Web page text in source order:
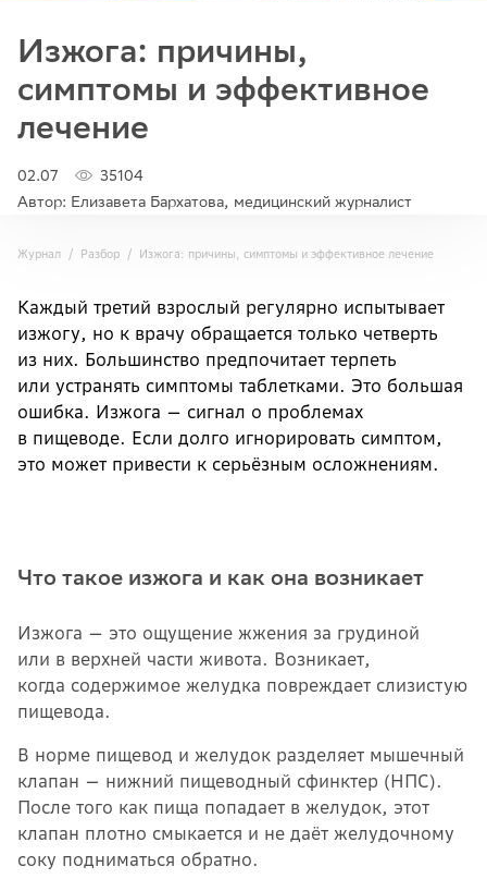
Изжога: причины,
симптомы и эффективное
лечение
02.07
35104
Автор: Елизавета Бархатова, медицинский журналист
Журнал Разбор Изжога: причины, симптомы и эффективное лечение
Каждый третий взрослый регулярно испытывает
изжогу, но к врачу обращается только четверть
из них. Большинство предпочитает терпеть
или устранять симптомы таблетками. Это большая
ошибка. Изжога — сигнал о проблемах
в пищеводе. Если долго игнорировать симптом,
это может привести к серьёзным осложнениям.
Что такое изжога и как она возникает
Изжога — это ощущение жжения за грудиной
или в верхней части живота. Возникает,
когда содержимое желудка повреждает слизистую
пищевода.
В норме пищевод и желудок разделяет мышечный
клапан — нижний пищеводный сфинктер (НПС).
После того как пища попадает в желудок, этот
клапан плотно смыкается и не даёт желудочному
соку подниматься обратно.